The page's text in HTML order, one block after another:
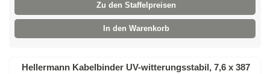
Spiralbohrer HSS,
Zu den Staffelpreisen
In den Warenkorb
Hellermann Kabelbinder UV-witterungsstabil, 7,6 x 387